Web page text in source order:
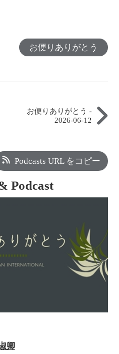
お便りありがとう
お便りありがとう -
2026-06-12
Podcasts URL をコピー
Podcast
卿